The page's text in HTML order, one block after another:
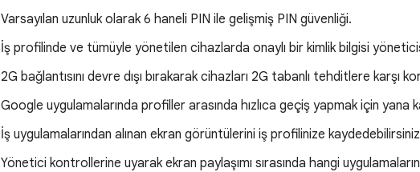
Varsayılan uzunluk olarak 6 haneli PIN ile gelişmiş PIN güvenliği.
İş profilinde ve tümüyle yönetilen cihazlarda onaylı bir kimlik bilgisi
2G bağlantısını devre dışı bırakarak cihazları 2G tabanlı tehditlere karşı
Google uygulamalarında profiller arasında hızlıca geçiş yapmak için yana
İş uygulamalarından alınan ekran görüntülerini iş profilinize
Yönetici kontrollerine uyarak ekran paylaşımı sırasında hangi